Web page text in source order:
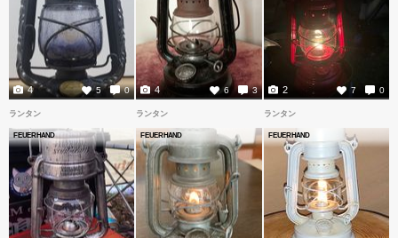
5 0
4 6 3
4 7 0
2
ランタン
FEUERHAND
ランタン
FEUERHAND
ランタン
FEUERHAND